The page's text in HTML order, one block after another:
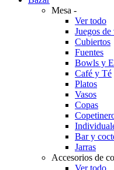
Mesa -
Ver todo
Juegos
Cubiertos
Fuentes
Bowls y
Café y Té
Platos
Vasos
Copas
Bar y
Jarras
Accesorios de
Ver todo